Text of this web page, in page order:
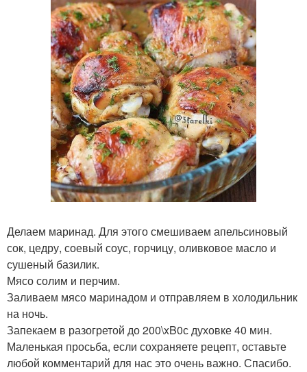
Делаем маринад. Для этого смешиваем апельсиновый
сок, цедру, соевый соус, горчицу, оливковое масло и
сушеный базилик.
Мясо солим и перчим.
Заливаем мясо маринадом и отправляем в холодильник
на ночь.
Запекаем в разогретой до 200\xB0с духовке 40 мин.
Маленькая просьба, если сохраняете рецепт, оставьте
любой комментарий для нас это очень важно. Спасибо.